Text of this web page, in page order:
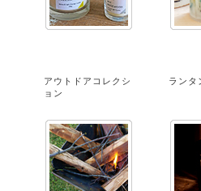
アウトドアコレクシ
ョン
ランタ